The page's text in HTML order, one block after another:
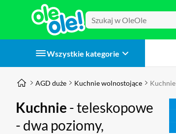
Wszystkie kategorie
AGD duże Kuchnie wolnostojące Kuchnie
Kuchnie - teleskopowe
- dwa poziomy,